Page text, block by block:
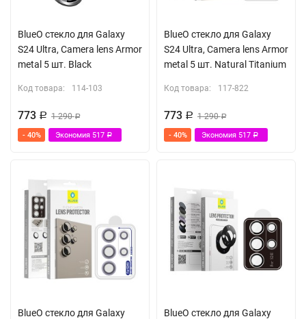
BlueO стекло для Galaxy
S24 Ultra, Camera lens Armor
metal 5 шт. Black
Код товара: 114-103
773 Р 1 290Р
- 40% Экономия 517 Р
BlueO стекло для Galaxy
S24 Ultra, Camera lens Armor
metal 5 шт. Natural Titanium
Код товара: 117-822
773 Р 1 290Р
- 40% Экономия 517 Р
BlueO стекло для Galaxy
BlueO стекло для Galaxy